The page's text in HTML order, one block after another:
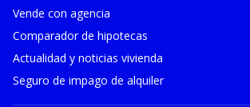
Vende con agencia
Comparador de hipotecas
Actualidad y noticias vivienda
Seguro de impago de alquiler